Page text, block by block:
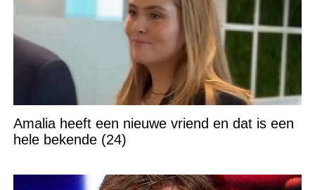
Amalia heeft een nieuwe vriend en dat is een
hele bekende (24)